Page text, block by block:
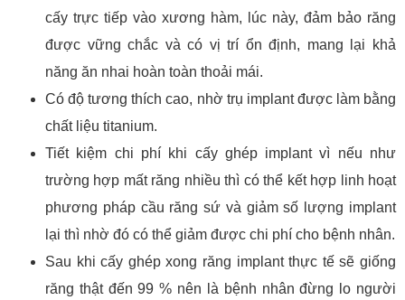
cấy trực tiếp vào xương hàm, lúc này, đảm bảo răng
được vững chắc và có vị trí ổn định, mang lại khả
năng ăn nhai hoàn toàn thoải mái.
Có độ tương thích cao, nhờ trụ implant được làm bằng
chất liệu titanium.
Tiết kiệm chi phí khi cấy ghép implant vì nếu như
trường hợp mất răng nhiều thì có thể kết hợp linh hoạt
phương pháp cầu răng sứ và giảm số lượng implant
lại thì nhờ đó có thể giảm được chi phí cho bệnh nhân.
Sau khi cấy ghép xong răng implant thực tế sẽ giống
răng thật đến 99 % nên là bệnh nhân đừng lo người